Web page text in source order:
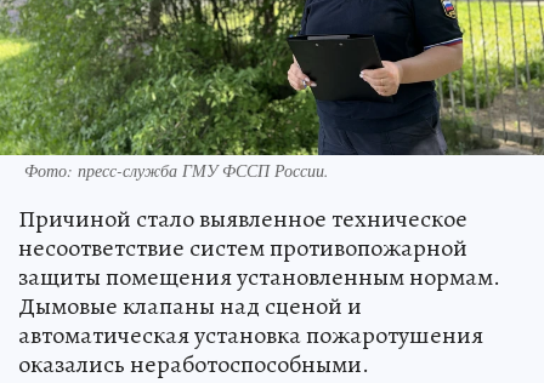
Фото: пресс-служба ГМУ ФССП России.
Причиной стало выявленное техническое
несоответствие систем противопожарной
защиты помещения установленным нормам.
Дымовые клапаны над сценой и
автоматическая установка пожаротушения
оказались неработоспособными.